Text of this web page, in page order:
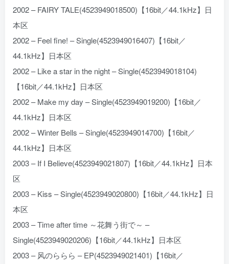
2002 – FAIRY TALE(4523949018500)【16bit／44.1kHz】日
本区
2002 – Feel fine! – Single(4523949016407)【16bit／
44.1kHz】日本区
2002 – Like a star in the night – Single(4523949018104)
【16bit／44.1kHz】日本区
2002 – Make my day – Single(4523949019200)【16bit／
44.1kHz】日本区
2002 – Winter Bells – Single(4523949014700)【16bit／
44.1kHz】日本区
2003 – If I Believe(4523949021807)【16bit／44.1kHz】日本
区
2003 – Kiss – Single(4523949020800)【16bit／44.1kHz】日
本区
2003 – Time after time ～花舞う街で～ –
Single(4523949020206)【16bit／44.1kHz】日本区
2003 – 风のららら – EP(4523949021401)【16bit／